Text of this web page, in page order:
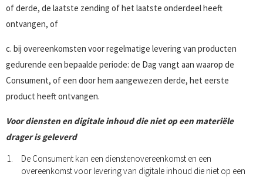
of derde, de laatste zending of het laatste onderdeel heeft
ontvangen, of
c. bij overeenkomsten voor regelmatige levering van producten
gedurende een bepaalde periode: de Dag vangt aan waarop de
Consument, of een door hem aangewezen derde, het eerste
product heeft ontvangen.
Voor diensten en digitale inhoud die niet op een materiële
drager is geleverd
De Consument kan een dienstenovereenkomst en een
overeenkomst voor levering van digitale inhoud die niet op een